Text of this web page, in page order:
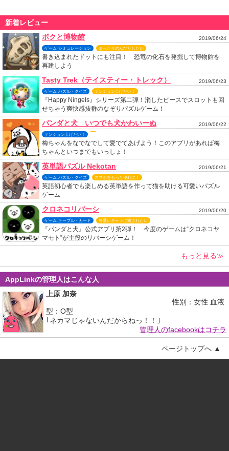
新着レビュー
ボクと博物館
2019/06/24
ゲーム-シミュレーション まったりのんびりしたい
書き込まれたドットにも注目！ 恐竜の化石を発掘して博物館を
再建しよう
Tasty Trek（テイスティー・トレック） 2019/06/23
ゲーム-パズル・クイズ テンション上げたい！
『Happy Ningels』シリーズ第二弾！消したピースでスロットも回
せちゃう爽快感抜群のなぞりパズルゲーム！
パンダと犬 いつでも犬かわいーぬ 2019/06/22
テンション上げたい！
梅ちゃんをなでなでして愛でてあげよう！このアプリがあれば梅
ちゃんといつまでもいっしょ！
英単語パズル Nekotan 2019/06/21
ゲーム-パズル・クイズ スマホをもっと便利に！
英語初心者でも楽しめる英単語を作って猫を助ける可愛いパズル
ゲーム
クロネコリバーシ 2019/06/20
ゲーム-テーブル・カード 可愛いキャラに癒されたい
『パンダと犬』公式アプリ第2弾！ 今度のゲームは“クロネコヤ
マモト”が主役のリバーシゲーム！
もっと見る≫
AppLinkの管理人はこんな人
上原 加奈
性別：女性 血液
型：O型
｢ネカマじゃないんだからねっ！！｣
管理人のfacebookはコチラ
ページトップへ ▲